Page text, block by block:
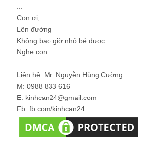
Con ơi, ...
Lên đường
Không bao giờ nhỏ bé được
Nghe con.
Liên hệ: Mr. Nguyễn Hùng Cường
M: 0988 833 616
E: kinhcan24@gmail.com
Fb: fb.com/kinhcan24